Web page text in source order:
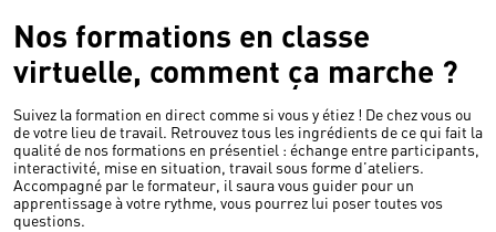
Nos formations en classe
virtuelle, comment ça marche ?
Suivez la formation en direct comme si vous y étiez ! De chez vous ou
de votre lieu de travail. Retrouvez tous les ingrédients de ce qui fait la
qualité de nos formations en présentiel : échange entre participants,
interactivité, mise en situation, travail sous forme d’ateliers.
Accompagné par le formateur, il saura vous guider pour un
apprentissage à votre rythme, vous pourrez lui poser toutes vos
questions.